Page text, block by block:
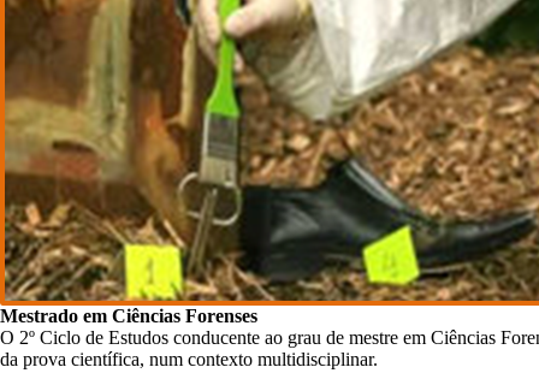
Mestrado em Ciências Forenses
O 2º Ciclo de Estudos conducente ao grau de mestre em Ciências
da prova científica, num contexto multidisciplinar.